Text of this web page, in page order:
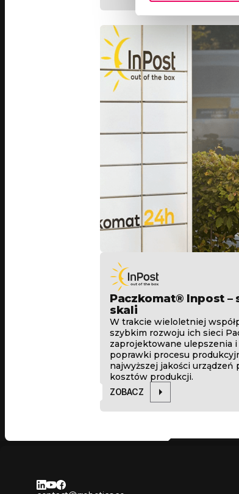
Paczkomat® Inpost
skali
W trakcie wieloletniej
szybkim rozwoju ich sieci
zaprojektowane ulepszenia i
poprawki procesu
najwyższej jakości
kosztów produkcji.
ZOBACZ